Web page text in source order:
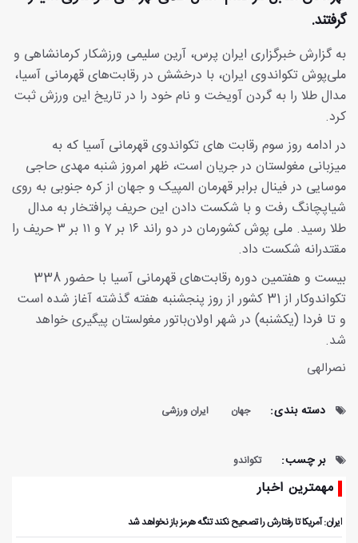
گرفتند.
به گزارش خبرگزاری ایران پرس، آرین سلیمی ورزشکار کرمانشاهی و
ملی‌پوش تکواندوی ایران، با درخشش در رقابت‌های قهرمانی آسیا،
مدال طلا را به گردن آویخت و نام خود را در تاریخ این ورزش ثبت
کرد.
در ادامه روز سوم رقابت های تکواندوی قهرمانی آسیا که به
میزبانی مغولستان در جریان است، ظهر امروز شنبه مهدی حاجی
موسایی در فینال برابر قهرمان المپیک و جهان از کره جنوبی به روی
شیاپچانگ رفت و با شکست دادن این حریف پرافتخار به مدال
طلا رسید. ملی پوش کشورمان در دو راند ۱۶ بر ۷ و ۱۱ بر ۳ حریف را
مقتدرانه شکست داد.
بیست و هفتمین دوره رقابت‌های قهرمانی آسیا با حضور 338
تکواندوکار از 31 کشور از روز پنجشنبه هفته گذشته آغاز شده است
و تا فردا (یکشنبه) در شهر اولان‌باتور مغولستان پیگیری خواهد
شد.
نصرالهی
دسته بندی: جهان ایران ورزشی
بر چسب: تکواندو
مهمترین اخبار
ایران: آمریکا تا رفتارش را تصحیح نکند تنگه هرمز باز نخواهد شد